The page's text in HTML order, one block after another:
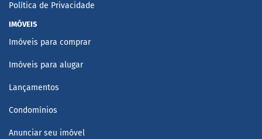
Política de Privacidade
IMÓVEIS
Imóveis para comprar
Imóveis para alugar
Lançamentos
Condomínios
Anunciar seu imóvel